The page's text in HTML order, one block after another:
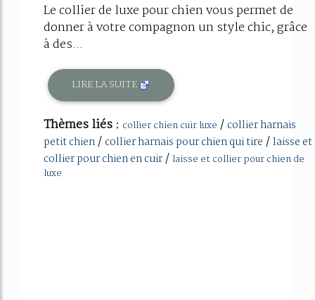
Le collier de luxe pour chien vous permet de
donner à votre compagnon un style chic, grâce
à des...
LIRE LA SUITE
Thèmes liés : collier chien cuir luxe / collier harnais
petit chien/ collier harnais pour chien qui tire /laisse et
collier pour chien en cuir/ laisse et collier pour chien de
luxe